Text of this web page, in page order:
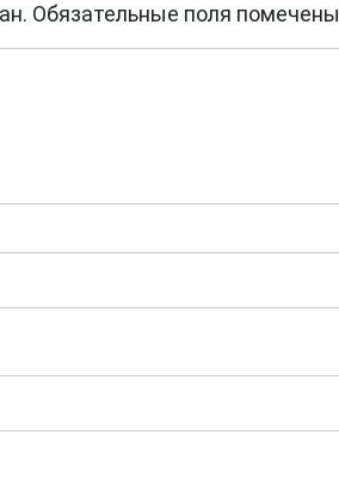
Обязательные поля помечены